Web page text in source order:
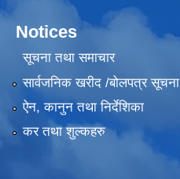
Notices
सूचना तथा समाचार
सार्वजनिक खरीद /बोलपत्र सूचना
ऐन, कानुन तथा निर्देशिका
कर तथा शुल्कहरु